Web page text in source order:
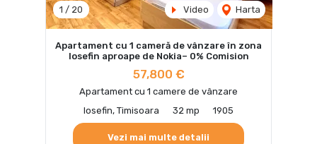
1 / 20 Video Harta
Apartament cu 1 cameră de vânzare în zona
Iosefin aproape de Nokia– 0% Comision
57,800 €
Apartament cu 1 camere de vânzare
Iosefin, Timisoara
32 mp 1905
Vezi mai multe detalii